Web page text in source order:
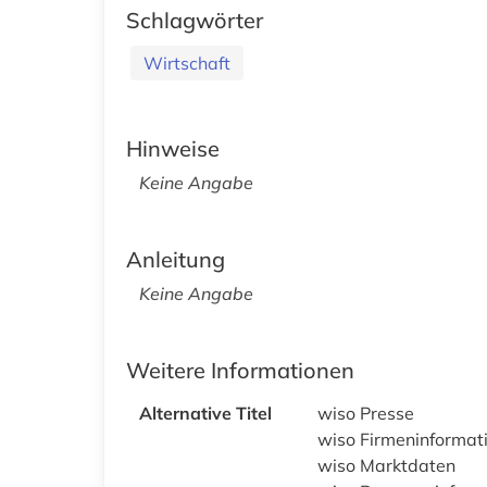
Schlagwörter
Wirtschaft
Hinweise
Keine Angabe
Anleitung
Keine Angabe
Weitere Informationen
Alternative Titel
wiso Presse
wiso
wiso Marktdaten